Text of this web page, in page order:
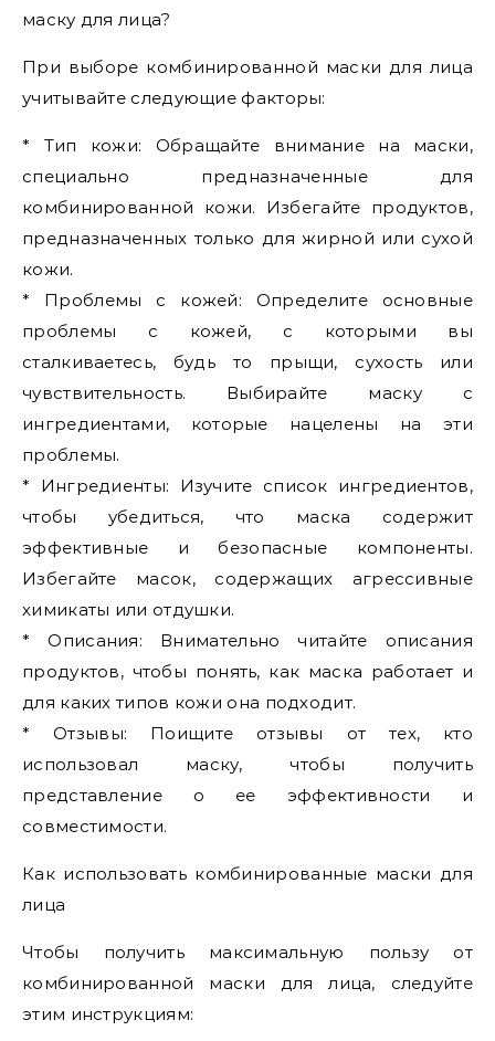
маску для лица?
При выборе комбинированной маски для лица
учитывайте следующие факторы:
* Тип кожи: Обращайте внимание на маски,
специально предназначенные для
комбинированной кожи. Избегайте продуктов,
предназначенных только для жирной или сухой
кожи.
* Проблемы с кожей: Определите основные
проблемы с кожей, с которыми вы
сталкиваетесь, будь то прыщи, сухость или
чувствительность. Выбирайте маску с
ингредиентами, которые нацелены на эти
проблемы.
* Ингредиенты: Изучите список ингредиентов,
чтобы убедиться, что маска содержит
эффективные и безопасные компоненты.
Избегайте масок, содержащих агрессивные
химикаты или отдушки.
* Описания: Внимательно читайте описания
продуктов, чтобы понять, как маска работает и
для каких типов кожи она подходит.
* Отзывы: Поищите отзывы от тех, кто
использовал маску, чтобы получить
представление о ее эффективности и
совместимости.
Как использовать комбинированные маски для
лица
Чтобы получить максимальную пользу от
комбинированной маски для лица, следуйте
этим инструкциям: